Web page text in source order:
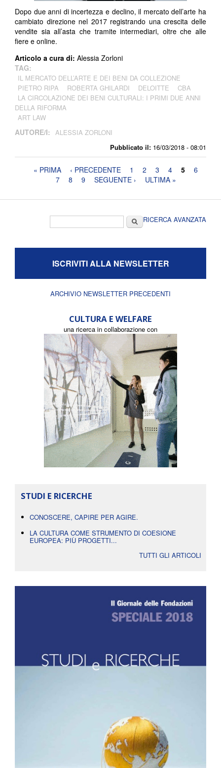
Pubblicato il: 16/03/2018 - 08:01
Dopo due anni di incertezza e declino, il mercato dell’arte ha
cambiato direzione nel 2017 registrando una crescita delle
vendite sia all’asta che tramite intermediari, oltre che alle
fiere e online.
Articolo a cura di: Alessia Zorloni
TAG:
IL MERCATO DELL’ARTE E DEI BENI DA COLLEZIONE
PIETRO RIPA
ROBERTA GHILARDI DELOITTE
CBA
LA CIRCOLAZIONE DEI BENI CULTURALI: I PRIMI DUE ANNI
DELLA RIFORMA
ART LAW
AUTORE/I: ALESSIA ZORLONI
Pagine« PRIMA ‹ PRECEDENTE 1 2 3 4 5
6
7
8 9 SEGUENTE › ULTIMA »
CercaRICERCA AVANZATA
ISCRIVITI ALLA NEWSLETTER
ARCHIVIO NEWSLETTER PRECEDENTI
CULTURA E WELFARE
una ricerca in collaborazione con
STUDI E RICERCHE
CONOSCERE, CAPIRE PER AGIRE.
LA CULTURA COME STRUMENTO DI COESIONE
EUROPEA: PIÙ PROGETTI...
TUTTI GLI ARTICOLI